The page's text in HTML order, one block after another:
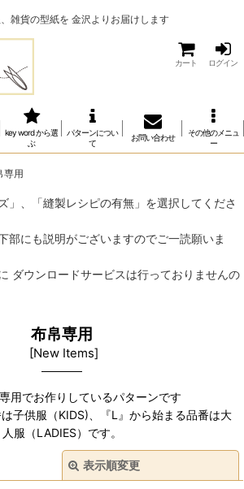
雑貨の型紙を 金沢よりお届けします
カート ログイン
key word から選
ぶ
パターンについ
て
お問い合わせ
その他のメニュ
ー
専用
」、「縫製レシピの有無」を選択してくださ
部にも説明がございますのでご一読願いま
ダウンロードサービスは行っておりませんの
布帛専用
[New Items]
用でお作りしているパターンです
は子供服（KIDS)、『L』から始まる品番は大
人服（LADIES）です。
表示順変更